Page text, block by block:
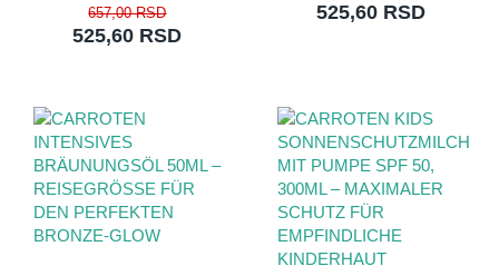
525,60 RSD
657,00 RSD 525,60 RSD